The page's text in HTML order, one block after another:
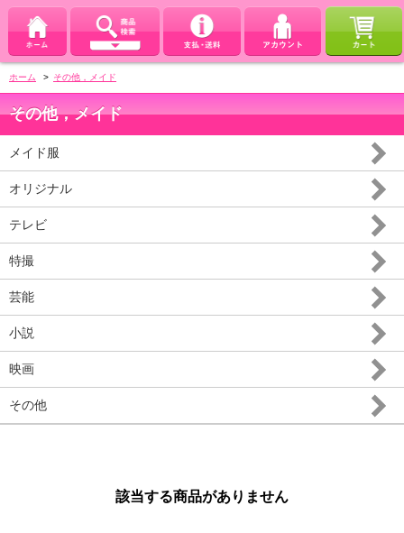
ホーム > その他，メイド
その他，メイド
メイド服
オリジナル
テレビ
特撮
芸能
小説
映画
その他
該当する商品がありません